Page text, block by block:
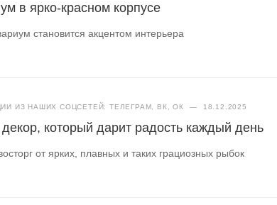
в ярко-красном корпусе
становится акцентом интерьера
ИЗ НАШИХ СОЦСЕТЕЙ: ТЕЛЕГРАМ, ВК, ОК — 18.12.2025
который дарит радость каждый день
от ярких, плавных и таких грациозных рыбок